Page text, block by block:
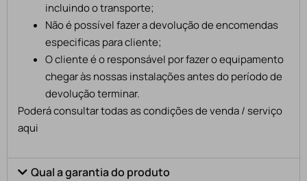
incluindo o transporte;
Não é possível fazer a devolução de encomendas
especificas para cliente;
O cliente é o responsável por fazer o equipamento
chegar às nossas instalações antes do período de
devolução terminar.
Poderá consultar todas as condições de venda / serviço
aqui
Qual a garantia do produto